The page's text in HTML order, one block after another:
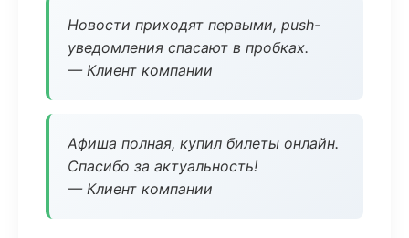
Новости приходят первыми, push-
уведомления спасают в пробках.
— Клиент компании
Афиша полная, купил билеты онлайн.
Спасибо за актуальность!
— Клиент компании